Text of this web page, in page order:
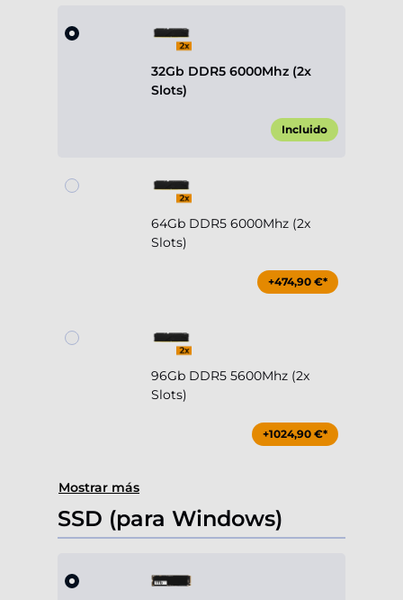
32Gb DDR5 6000Mhz (2x
Slots)
Incluido
64Gb DDR5 6000Mhz (2x
Slots)
+474,90 €*
96Gb DDR5 5600Mhz (2x
Slots)
+1024,90 €*
Mostrar más
SSD (para Windows)